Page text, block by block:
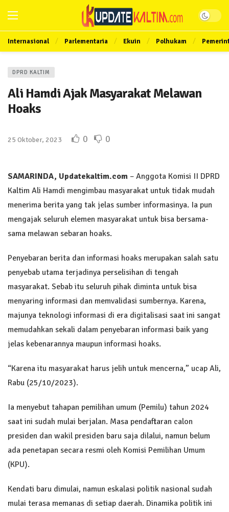
Internasional Parlementaria Ekuin Polhukam
DPRD KALTIM
Ali Hamdi Ajak Masyarakat Melawan
Hoaks
25 Oktober, 2023 0 0
SAMARINDA, Updatekaltim.com – Anggota Komisi II DPRD
Kaltim Ali Hamdi mengimbau masyarakat untuk tidak mudah
menerima berita yang tak jelas sumber informasinya. Ia pun
mengajak seluruh elemen masyarakat untuk bisa bersama-
sama melawan sebaran hoaks.
Penyebaran berita dan informasi hoaks merupakan salah satu
penyebab utama terjadinya perselisihan di tengah
masyarakat. Sebab itu seluruh pihak diminta untuk bisa
menyaring informasi dan memvalidasi sumbernya. Karena,
majunya teknologi informasi di era digitalisasi saat ini sangat
memudahkan sekali dalam penyebaran informasi baik yang
jelas kebenarannya maupun informasi hoaks.
“Karena itu masyarakat harus jelih untuk mencerna,” ucap Ali,
Rabu (25/10/2023).
Ia menyebut tahapan pemilihan umum (Pemilu) tahun 2024
saat ini sudah mulai berjalan. Masa pendaftaran calon
presiden dan wakil presiden baru saja dilalui, namun belum
ada penetapan secara resmi oleh Komisi Pemilihan Umum
(KPU).
Kendati baru dimulai, namun eskalasi politik nasional sudah
mulai terasa memanas di setiap daerah. Dinamika politik ini